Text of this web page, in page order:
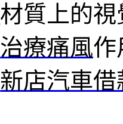
材質上的
治療痛風作
新店汽車借